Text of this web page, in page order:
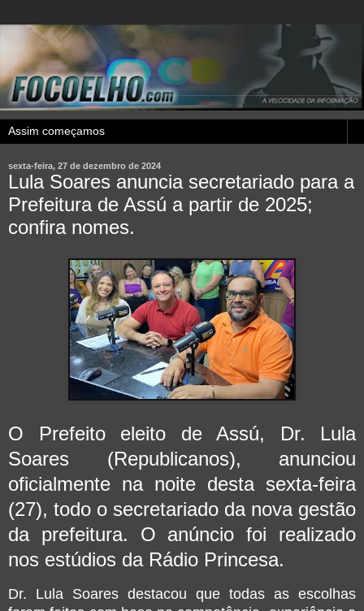
sexta-feira, 27 de dezembro de 2024
Lula Soares anuncia secretariado para a
Prefeitura de Assú a partir de 2025;
confira nomes.
O Prefeito eleito de Assú, Dr. Lula
Soares (Republicanos), anunciou
oficialmente na noite desta sexta-feira
(27), todo o secretariado da nova gestão
da prefeitura. O anúncio foi realizado
nos estúdios da Rádio Princesa.
Dr. Lula Soares destacou que todas as escolhas